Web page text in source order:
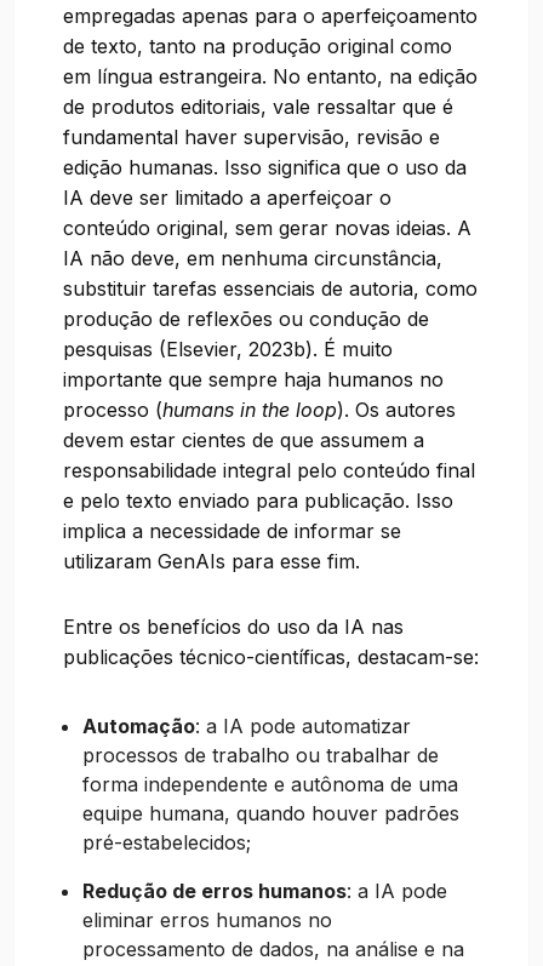
empregadas apenas para o aperfeiçoamento
de texto, tanto na produção original como
em língua estrangeira. No entanto, na edição
de produtos editoriais, vale ressaltar que é
fundamental haver supervisão, revisão e
edição humanas. Isso significa que o uso da
IA deve ser limitado a aperfeiçoar o
conteúdo original, sem gerar novas ideias. A
IA não deve, em nenhuma circunstância,
substituir tarefas essenciais de autoria, como
produção de reflexões ou condução de
pesquisas (Elsevier, 2023b). É muito
importante que sempre haja humanos no
processo (humans in the loop). Os autores
devem estar cientes de que assumem a
responsabilidade integral pelo conteúdo final
e pelo texto enviado para publicação. Isso
implica a necessidade de informar se
utilizaram GenAIs para esse fim.
Entre os benefícios do uso da IA nas
publicações técnico-científicas, destacam-se:
Automação: a IA pode automatizar
processos de trabalho ou trabalhar de
forma independente e autônoma de uma
equipe humana, quando houver padrões
pré-estabelecidos;
Redução de erros humanos: a IA pode
eliminar erros humanos no
processamento de dados, na análise e na